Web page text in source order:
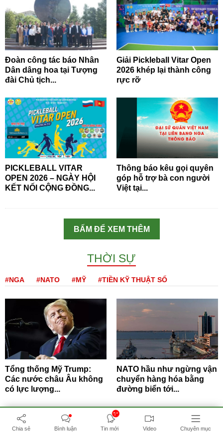
Đoàn công tác báo Nhân
Dân dâng hoa tại Tượng
đài Chủ tịch...
Giải Pickleball Vitar Open
2026 khép lại thành công
rực rỡ
PICKLEBALL VITAR
OPEN 2026 – NGÀY HỘI
KẾT NỐI CỘNG ĐỒNG...
Thông báo kêu gọi quyên
góp hỗ trợ bà con người
Việt tại...
BẤM ĐỂ XEM THÊM
THỜI SỰ
#NGA #NATO #MỸ #TIỀN KỸ THUẬT SỐ
Tổng thống Mỹ Trump:
Các nước châu Âu không
có lực lượng...
NATO hầu như ngừng vận
chuyển hàng hóa bằng
đường biển tới...
Chia sẻ Bình luận
7+
Tin mới Video Chuyên mục